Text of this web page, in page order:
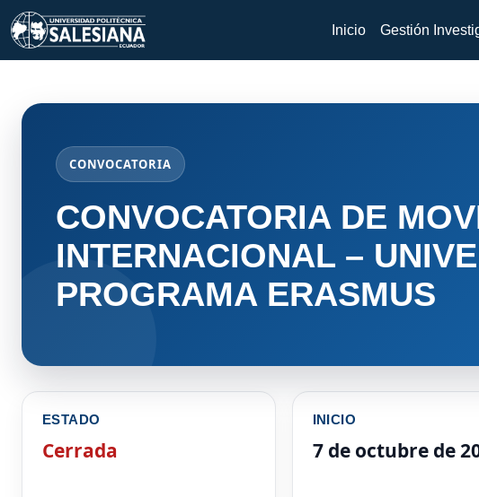
Inicio Gestión
CONVOCATORIA
CONVOCATORIA DE
INTERNACIONAL –
PROGRAMA ERASMUS
ESTADO
Cerrada
INICIO
7 de octubre de